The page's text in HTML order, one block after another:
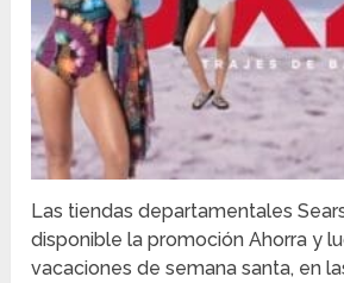
Las tiendas departamentales
disponible la promoción Ahorra y
vacaciones de semana santa, en